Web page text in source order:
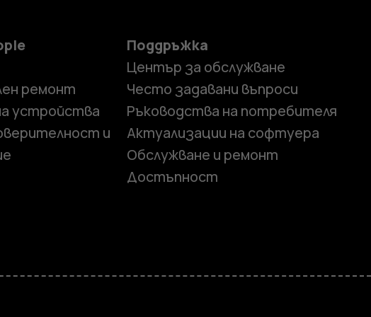
ремонт
устройства
и
Поддръжка
Център за обслужване
Често задавани въпроси
Ръководства на потребителя
Актуализации на софтуера
Обслужване и ремонт
Достъпност